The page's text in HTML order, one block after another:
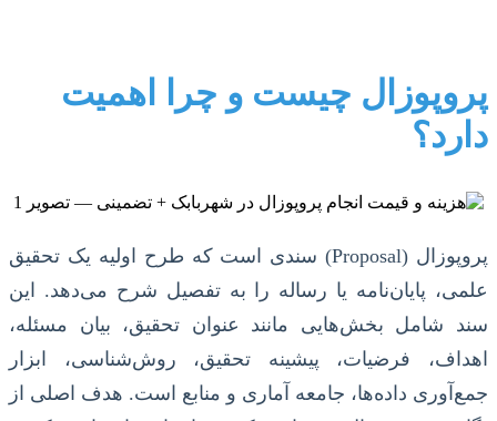
پروپوزال چیست و چرا اهمیت
دارد؟
پروپوزال (Proposal) سندی است که طرح اولیه یک تحقیق
علمی، پایان‌نامه یا رساله را به تفصیل شرح می‌دهد. این
سند شامل بخش‌هایی مانند عنوان تحقیق، بیان مسئله،
اهداف، فرضیات، پیشینه تحقیق، روش‌شناسی، ابزار
جمع‌آوری داده‌ها، جامعه آماری و منابع است. هدف اصلی از